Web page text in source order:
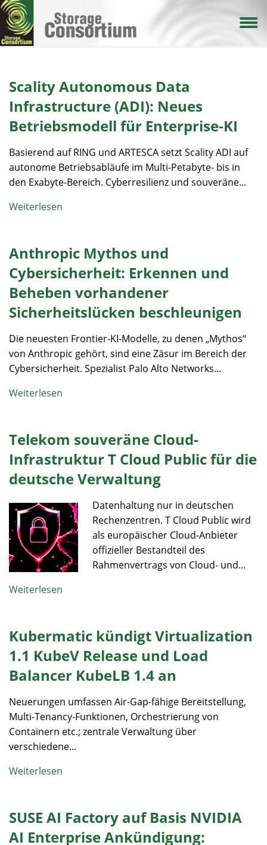
Direkt
zum
Inhalt
Scality Autonomous Data
Infrastructure (ADI): Neues
Betriebsmodell für Enterprise-KI
Basierend auf RING und ARTESCA setzt Scality ADI auf
autonome Betriebsabläufe im Multi-Petabyte- bis in
den Exabyte-Bereich. Cyberresilienz und souveräne...
Weiterlesen
Anthropic Mythos und
Cybersicherheit: Erkennen und
Beheben vorhandener
Sicherheitslücken beschleunigen
Die neuesten Frontier-KI-Modelle, zu denen „Mythos“
von Anthropic gehört, sind eine Zäsur im Bereich der
Cybersicherheit. Spezialist Palo Alto Networks...
Weiterlesen
Telekom souveräne Cloud-
Infrastruktur T Cloud Public für die
deutsche Verwaltung
Datenhaltung nur in deutschen
Rechenzentren. T Cloud Public wird
als europäischer Cloud-Anbieter
offizieller Bestandteil des
Rahmenvertrags von Cloud- und...
Weiterlesen
Kubermatic kündigt Virtualization
1.1 KubeV Release und Load
Balancer KubeLB 1.4 an
Neuerungen umfassen Air-Gap-fähige Bereitstellung,
Multi-Tenancy-Funktionen, Orchestrierung von
Containern etc.; zentrale Verwaltung über
verschiedene...
Weiterlesen
SUSE AI Factory auf Basis NVIDIA
AI Enterprise Ankündigung: